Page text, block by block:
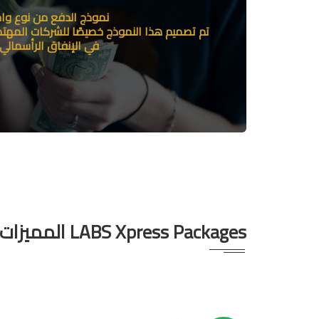
نموذج الدفع من نوع
تم تصميم هذا النموذج خصيصًا للشركات
في الإنفاق الرأسمالي
أطلب الآن
LABS Xpress Packages المميزات